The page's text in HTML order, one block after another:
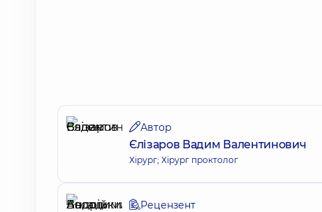
Автор
Єлізаров Вадим Валентинович
Хірург; Хірург проктолог
Рецензент